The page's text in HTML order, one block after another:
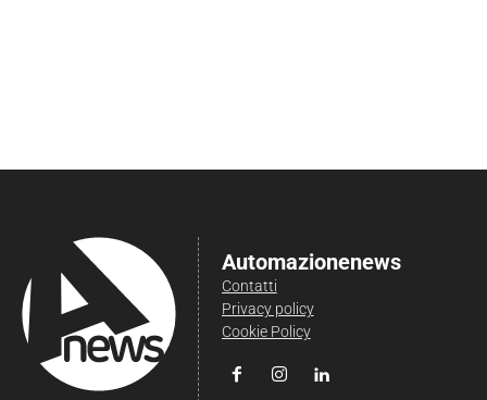
Automazionenews
Contatti
Privacy policy
Cookie Policy